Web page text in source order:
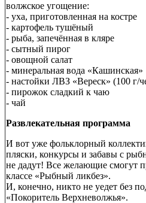
волжское угощение:
- уха, приготовленная на костре
- картофель тушёный
- рыба, запечённая в кляре
- сытный пирог
- овощной салат
- минеральная вода «Кашинская»
- настойки ЛВЗ «Вереск» (100 г/
- пирожок сладкий к чаю
- чай
Развлекательная программа
И вот уже фольклорный
пляски, конкурсы и забавы с
не дадут! Все желающие смогут
классе «Рыбный ликбез».
И, конечно, никто не уедет без
«Покоритель Верхневолжья».